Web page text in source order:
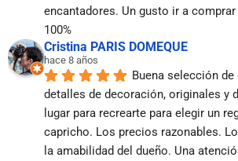
encantadores. Un gusto ir a
100%
Cristina PARIS DOMEQUE
hace 8 años
Buena selección
detalles de decoración, originales y
lugar para recrearte para elegir un
capricho. Los precios razonables.
la amabilidad del dueño. Una